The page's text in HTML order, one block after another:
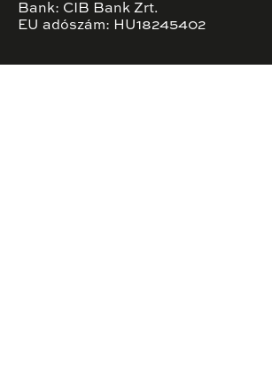
Bank: CIB Bank Zrt.
EU adószám: HU18245402